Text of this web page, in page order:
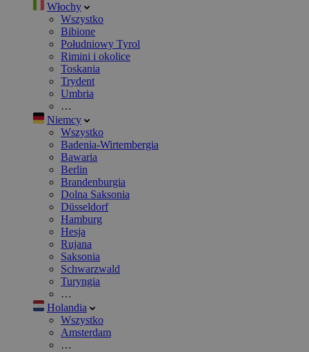
Włochy
Wszystko
Bibione
Południowy Tyrol
Rimini i okolice
Toskania
Trydent
Umbria
…
Niemcy
Wszystko
Badenia-Wirtembergia
Bawaria
Berlin
Brandenburgia
Dolna Saksonia
Düsseldorf
Hamburg
Hesja
Rujana
Saksonia
Schwarzwald
Turyngia
…
Holandia
Wszystko
Amsterdam
…